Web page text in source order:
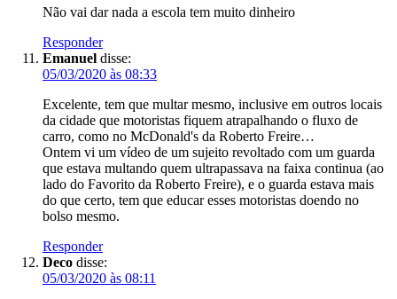
Não vai dar nada a escola tem muito dinheiro
Responder
Emanuel disse:
05/03/2020 às 08:33
Excelente, tem que multar mesmo, inclusive em outros locais
da cidade que motoristas fiquem atrapalhando o fluxo de
carro, como no McDonald's da Roberto Freire…
Ontem vi um vídeo de um sujeito revoltado com um guarda
que estava multando quem ultrapassava na faixa continua (ao
lado do Favorito da Roberto Freire), e o guarda estava mais
do que certo, tem que educar esses motoristas doendo no
bolso mesmo.
Responder
Deco disse:
05/03/2020 às 08:11